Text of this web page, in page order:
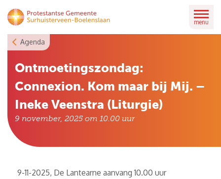
Skip
to
menu
Agenda
Ontmoetingszondag:
Connexion. Kom maar bij Mij. –
Ineke Veenstra (Liturgie)
9 november, 2025 om 10.00 uur
9-11-2025, De Lantearne aanvang 10.00 uur